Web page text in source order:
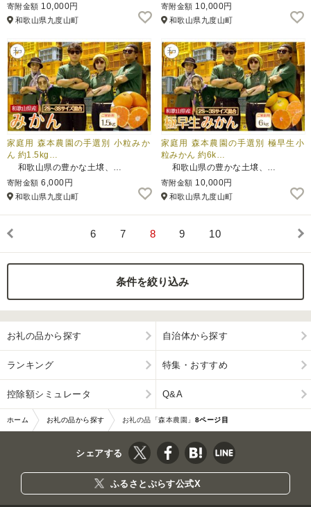
寄附金額 10,000円
和歌山県九度山町
寄附金額 10,000円
和歌山県九度山町
家庭用 森本農園の手選別 小粒みか
ん 約1.5kg…
和歌山県の豊かな土壌、…
寄附金額 6,000円
和歌山県九度山町
家庭用 森本農園の手選別 極早生小
粒みかん 約6k…
和歌山県の豊かな土壌、…
寄附金額 10,000円
和歌山県九度山町
6 7 8 9 10
条件を絞り込み
お礼の品から探す 自治体から探す
ランキング 特集・おすすめ
控除額シミュレータ Q&A
ホーム お礼の品から探す お礼の品「森本農園」 8ページ目
シェアする
ふるさとぷらす公式X